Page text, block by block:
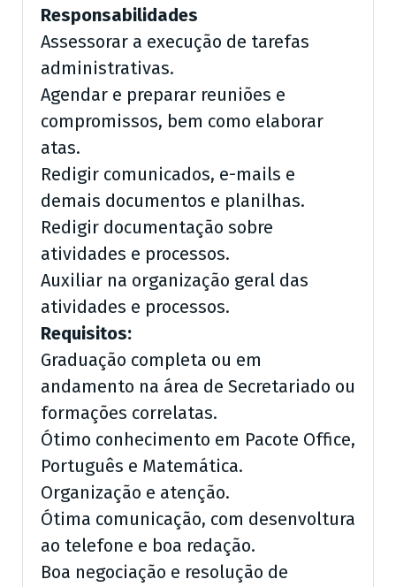
Responsabilidades
Assessorar a execução de tarefas
administrativas.
Agendar e preparar reuniões e
compromissos, bem como elaborar
atas.
Redigir comunicados, e-mails e
demais documentos e planilhas.
Redigir documentação sobre
atividades e processos.
Auxiliar na organização geral das
atividades e processos.
Requisitos:
Graduação completa ou em
andamento na área de Secretariado ou
formações correlatas.
Ótimo conhecimento em Pacote Office,
Português e Matemática.
Organização e atenção.
Ótima comunicação, com desenvoltura
ao telefone e boa redação.
Boa negociação e resolução de